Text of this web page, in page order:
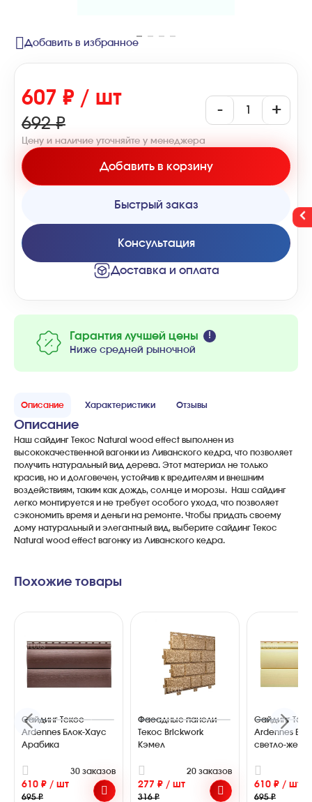
Добавить в избранное
Гарантия лучшей цены
Ниже средней рыночной
607 ₽ / шт
692 ₽
- +
Цену и наличие уточняйте у менеджера
Добавить в корзину
Быстрый заказ
Консультация
Доставка и оплата
Описание Характеристики Отзывы
Описание
Наш сайдинг Текос Natural wood effect выполнен из
высококачественной вагонки из Ливанского кедра, что позволяет
получить натуральный вид дерева. Этот материал не только
красив, но и долговечен, устойчив к вредителям и внешним
воздействиям, таким как дождь, солнце и морозы. Наш сайдинг
легко монтируется и не требует особого ухода, что позволяет
сэкономить время и деньги на ремонте. Чтобы придать своему
дому натуральный и элегантный вид, выберите сайдинг Текос
Natural wood effect вагонку из Ливанского кедра.
Похожие товары
Сайдинг Текос
Ardennes Блок-Хаус
Арабика
30 заказов
610 ₽ / шт
695 ₽
Фасадные панели
Текос Brickwork
Кэмел
20 заказов
277 ₽ / шт
316 ₽
Сайдинг
Ardennes
светло-
610 ₽ / шт
695 ₽